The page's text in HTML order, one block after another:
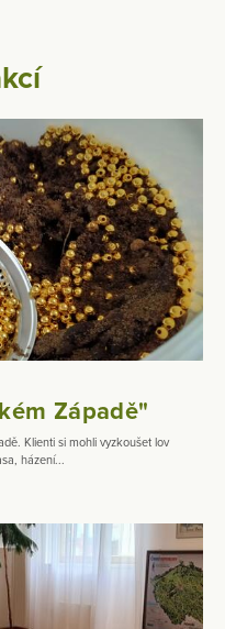
Západě"
Klienti si mohli vyzkoušet lov
házení...